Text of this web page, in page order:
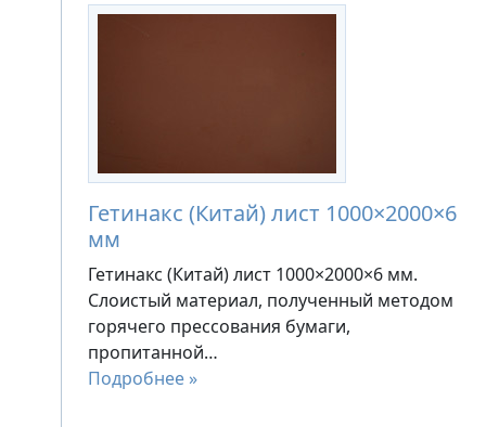
Гетинакс (Китай) лист 1000×2000×6
мм
Гетинакс (Китай) лист 1000×2000×6 мм.
Слоистый материал, полученный методом
горячего прессования бумаги,
пропитанной…
Подробнее »